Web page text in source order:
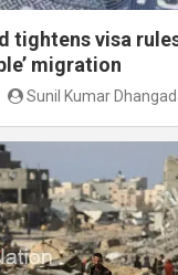
tightens visa
migration
Sunil Kumar